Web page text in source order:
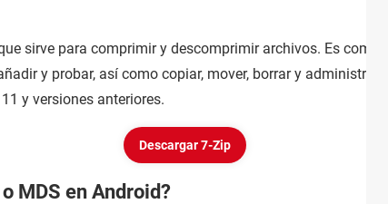
sirve para comprimir y descomprimir archivos. Es
y probar, así como copiar, mover, borrar y administrar
y versiones anteriores.
Descargar 7-Zip
MDS en Android?